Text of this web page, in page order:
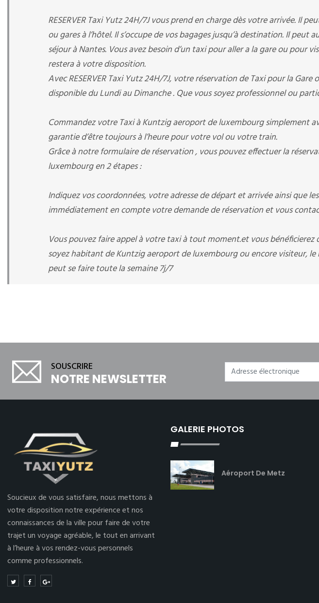
RESERVER Taxi Yutz 24H/7J vous prend en charge dès votre arrivée. Il
ou gares à l’hôtel. Il s’occupe de vos bagages jusqu’à destination. Il
séjour à Nantes. Vous avez besoin d’un taxi pour aller a la gare ou pour
restera à votre disposition.
Avec RESERVER Taxi Yutz 24H/7J, votre réservation de Taxi pour la
disponible du Lundi au Dimanche . Que vous soyez professionnel ou
Commandez votre Taxi à Kuntzig aeroport de luxembourg simplement
garantie d’être toujours à l’heure pour votre vol ou votre train.
Grâce à notre formulaire de réservation , vous pouvez effectuer la
luxembourg en 2 étapes :
Indiquez vos coordonnées, votre adresse de départ et arrivée ainsi que
immédiatement en compte votre demande de réservation et vous
Vous pouvez faire appel à votre taxi à tout moment.et vous bénéficierez
soyez habitant de Kuntzig aeroport de luxembourg ou encore visiteur, le
peut se faire toute la semaine 7j/7
SOUSCRIRE
NOTRE NEWSLETTER
Soucieux de vous satisfaire, nous mettons à
votre disposition notre expérience et nos
connaissances de la ville pour faire de votre
trajet un voyage agréable, le tout en arrivant
à l’heure à vos rendez-vous personnels
comme professionnels.
GALERIE PHOTOS
Aéroport De Metz